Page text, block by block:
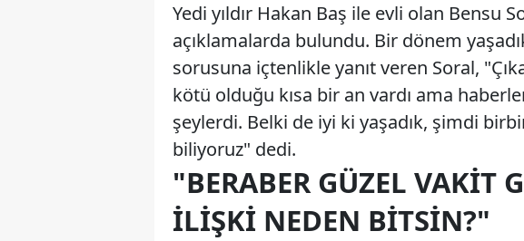
Yedi yıldır Hakan Baş ile evli olan Bensu
açıklamalarda bulundu. Bir dönem
sorusuna içtenlikle yanıt veren Soral,
kötü olduğu kısa bir an vardı ama
şeylerdi. Belki de iyi ki yaşadık, şimdi
biliyoruz" dedi.
"BERABER GÜZEL VAKIT
İLIŞKI NEDEN BITSIN?"